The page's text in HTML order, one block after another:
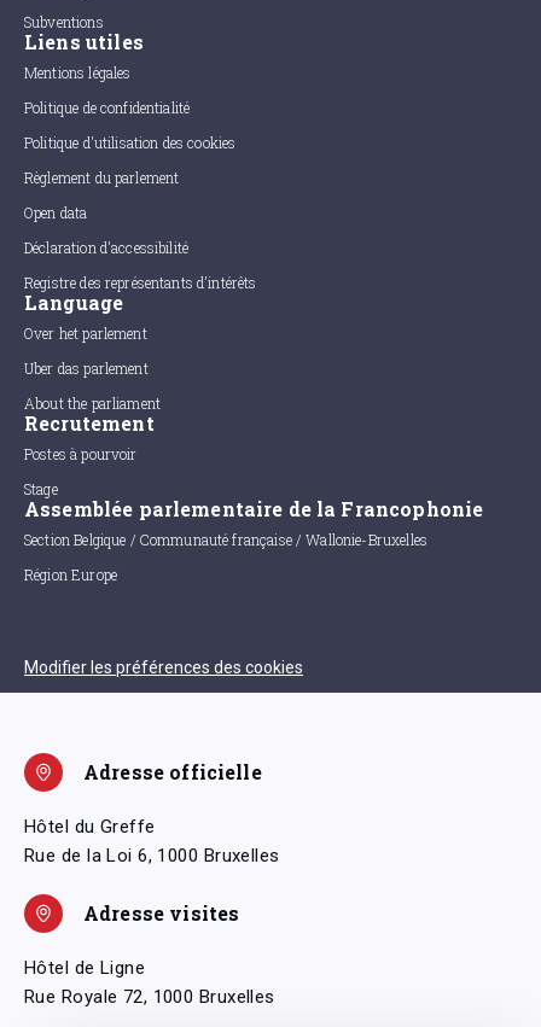
Subventions
Liens utiles
Mentions légales
Politique de confidentialité
Politique d'utilisation des cookies
Règlement du parlement
Open data
Déclaration d'accessibilité
Registre des représentants d'intérêts
Language
Over het parlement
Uber das parlement
About the parliament
Recrutement
Postes à pourvoir
Stage
Assemblée parlementaire de la Francophonie
Section Belgique / Communauté française / Wallonie-Bruxelles
Région Europe
Modifier les préférences des cookies
Adresse officielle
Hôtel du Greffe
Rue de la Loi 6, 1000 Bruxelles
Adresse visites
Hôtel de Ligne
Rue Royale 72, 1000 Bruxelles